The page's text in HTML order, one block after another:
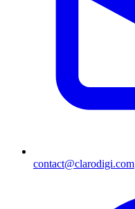
contact@clarodigi.com